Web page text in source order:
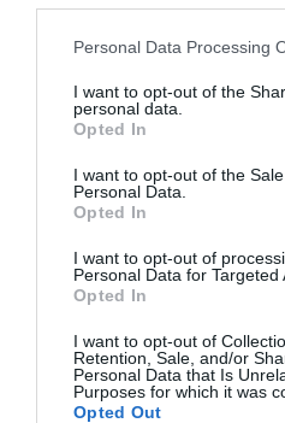
Please note that this website/
not limited to your visit or usage
grant or deny consent to
use your data for below
consent section.
Personal Data Processing
I want to opt-out of the
personal data.
Opted In
I want to opt-out of the
Personal Data.
Opted In
I want to opt-out of
Personal Data for Targeted
Opted In
I want to opt-out of
Retention, Sale, and/or
Personal Data that Is
Purposes for which it was
Opted Out
Στην
Ξιφασκίας η
Η Δέσποινα Γεωργιάδου είναι
Προολυμπιακής Ομάδας